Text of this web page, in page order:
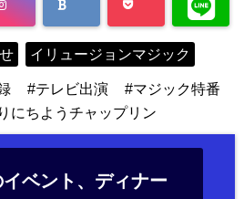
イリュージョンマジック
テレビ出演
マジック特番
にちようチャップリン
イベント、ディナー